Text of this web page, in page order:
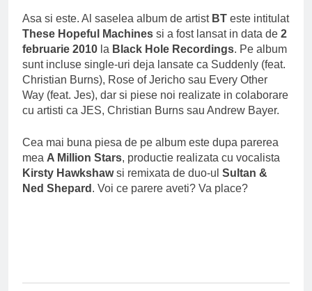
Asa si este. Al saselea album de artist BT este intitulat
These Hopeful Machines si a fost lansat in data de 2
februarie 2010 la Black Hole Recordings. Pe album
sunt incluse single-uri deja lansate ca Suddenly (feat.
Christian Burns), Rose of Jericho sau Every Other
Way (feat. Jes), dar si piese noi realizate in colaborare
cu artisti ca JES, Christian Burns sau Andrew Bayer.
Cea mai buna piesa de pe album este dupa parerea
mea A Million Stars, productie realizata cu vocalista
Kirsty Hawkshawsi remixata de duo-ul Sultan &
Ned Shepard . Voi ce parere aveti? Va place?